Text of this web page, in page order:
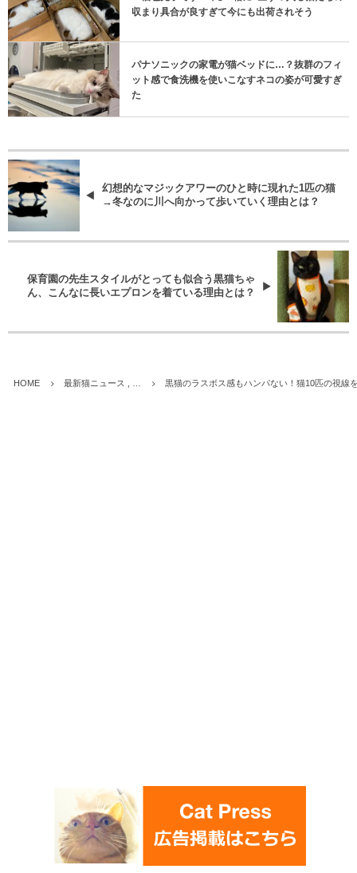
収まり具合が良すぎて今にも出荷されそう
パナソニックの家電が猫ベッドに…？抜群のフィ
ット感で食洗機を使いこなすネコの姿が可愛すぎ
た
幻想的なマジックアワーのひと時に現れた1匹の猫
→冬なのに川へ向かって歩いていく理由とは？
保育園の先生スタイルがとっても似合う黒猫ちゃ
ん、こんなに長いエプロンを着ている理由とは？
HOME 最新猫ニュース , … 黒猫のラスボス感もハンパない！猫10匹の視線